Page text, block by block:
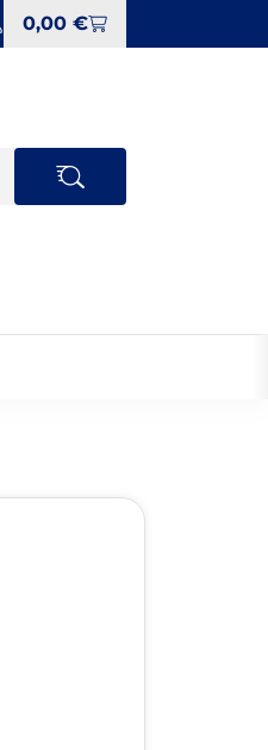
0,00 €